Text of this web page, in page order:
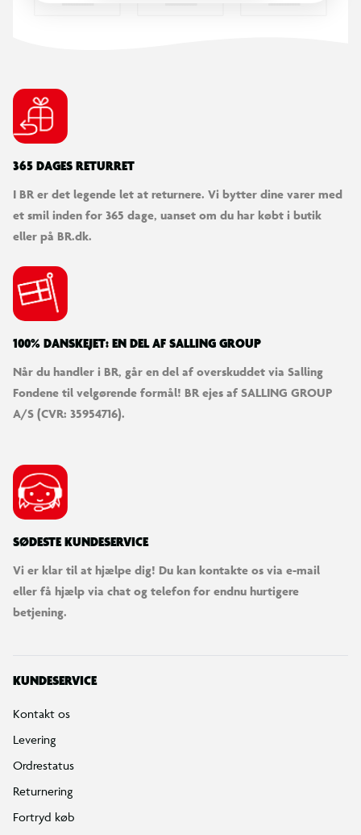
365 DAGES RETURRET
I BR er det legende let at returnere. Vi bytter dine varer med
et smil inden for 365 dage, uanset om du har købt i butik
eller på BR.dk.
100% DANSKEJET: EN DEL AF SALLING GROUP
Når du handler i BR, går en del af overskuddet via Salling
Fondene til velgørende formål! BR ejes af SALLING GROUP
A/S (CVR: 35954716).
SØDESTE KUNDESERVICE
Vi er klar til at hjælpe dig! Du kan kontakte os via e-mail
eller få hjælp via chat og telefon for endnu hurtigere
betjening.
KUNDESERVICE
Kontakt os
Levering
Ordrestatus
Returnering
Fortryd køb